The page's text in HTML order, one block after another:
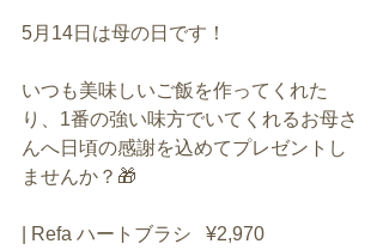
5月14日は母の日です！
いつも美味しいご飯を作ってくれた
り、1番の強い味方でいてくれるお母さ
んへ日頃の感謝を込めてプレゼントし
ませんか？🎁
| Refa ハートブラシ   ¥2,970